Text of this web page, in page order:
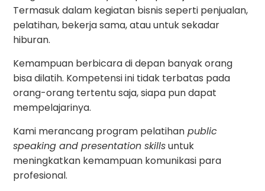
Termasuk dalam kegiatan bisnis seperti penjualan,
pelatihan, bekerja sama, atau untuk sekadar
hiburan.
Kemampuan berbicara di depan banyak orang
bisa dilatih. Kompetensi ini tidak terbatas pada
orang-orang tertentu saja, siapa pun dapat
mempelajarinya.
Kami merancang program pelatihan public
speaking and presentation skillsuntuk
meningkatkan kemampuan komunikasi para
profesional.